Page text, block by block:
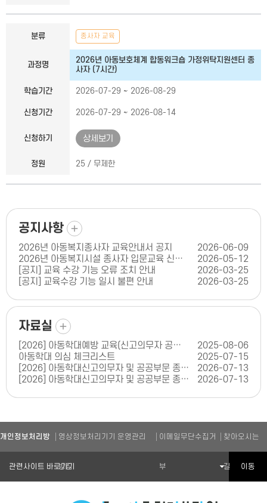
분류 종사자 교육
과정명
2026년 아동보호체계 합동워크숍 가정위탁지원센터 종
사자 (7시간)
학습기간 2026-07-29 ~ 2026-08-29
신청기간 2026-07-29 ~ 2026-08-14
신청하기 상세보기
정원 25 / 무제한
공지사항
더보기
2026년 아동복지종사자 교육안내서 공지
2026-06-09
2026년 아동복지시설 종사자 입문교육 신청 안내
2026-05-12
[공지] 교육 수강 기능 오류 조치 안내
2026-03-25
[공지] 교육수강 기능 일시 불편 안내
2026-03-25
자료실
더보기
[2026] 아동학대예방 교육(신고의무자 공공부문 교육) 콘텐츠 인증 신청서(양식)
2025-08-06
아동학대 의심 체크리스트
2025-07-15
[2026] 아동학대신고의무자 및 공공부문 종사자 아동학대 예방교육(체육기관 종사자 편)
2026-07-13
[2026] 아동학대신고의무자 및 공공부문 종사자 아동학대 예방교육(학원 종사자 편)
2026-07-13
개인정보처리방 영상정보처리기기 운영관리
방침
이메일무단수집거
부
찾아오시는
길 이동